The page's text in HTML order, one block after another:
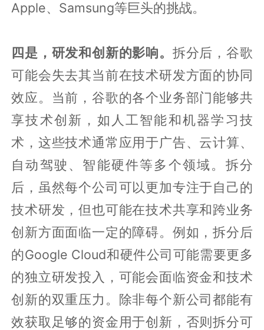
Apple、Samsung等巨头的挑战。
四是，研发和创新的影响。 拆分后，谷歌
可能会失去其当前在技术研发方面的协同
效应。当前，谷歌的各个业务部门能够共
享技术创新，如人工智能和机器学习技
术，这些技术通常应用于广告、云计算、
自动驾驶、智能硬件等多个领域。拆分
后，虽然每个公司可以更加专注于自己的
技术研发，但也可能在技术共享和跨业务
创新方面面临一定的障碍。例如，拆分后
的Google Cloud和硬件公司可能需要更多
的独立研发投入，可能会面临资金和技术
创新的双重压力。除非每个新公司都能有
效获取足够的资金用于创新，否则拆分可